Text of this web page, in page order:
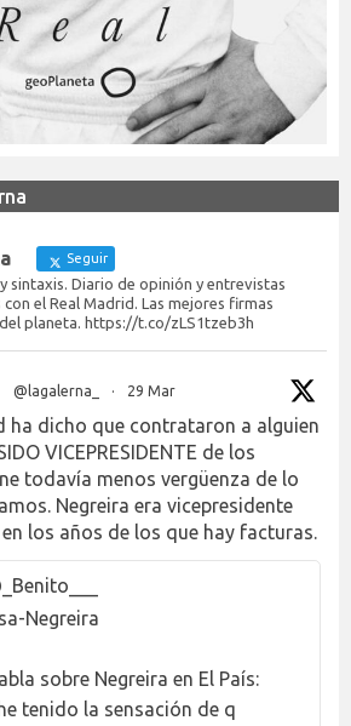
Seguir
sintaxis. Diario de opinión y entrevistas
el Real Madrid. Las mejores firmas
planeta. https://t.co/zLS1tzeb3h
@lagalerna_ · 29 Mar
ha dicho que contrataron a alguien
VICEPRESIDENTE de los
todavía menos vergüenza de lo
Negreira era vicepresidente
en los años de los que hay facturas.
Negreira
sobre Negreira en El País:
tenido la sensación de q